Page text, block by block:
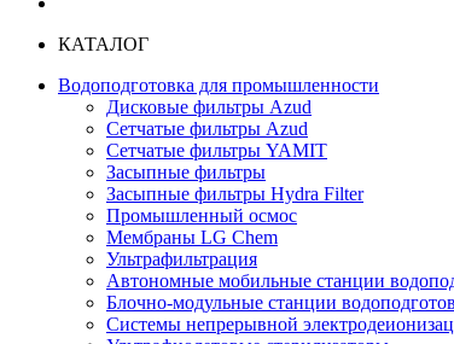
КАТАЛОГ
Водоподготовка для промышленности
Дисковые фильтры Azud
Сетчатые фильтры Azud
Сетчатые фильтры YAMIT
Засыпные фильтры
Засыпные фильтры Hydra Filter
Промышленный осмос
Мембраны LG Chem
Ультрафильтрация
Автономные мобильные станции
Блочно-модульные станции
Системы непрерывной